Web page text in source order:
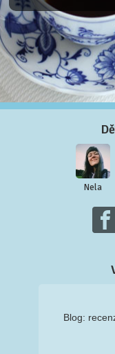
Nela
Blog: